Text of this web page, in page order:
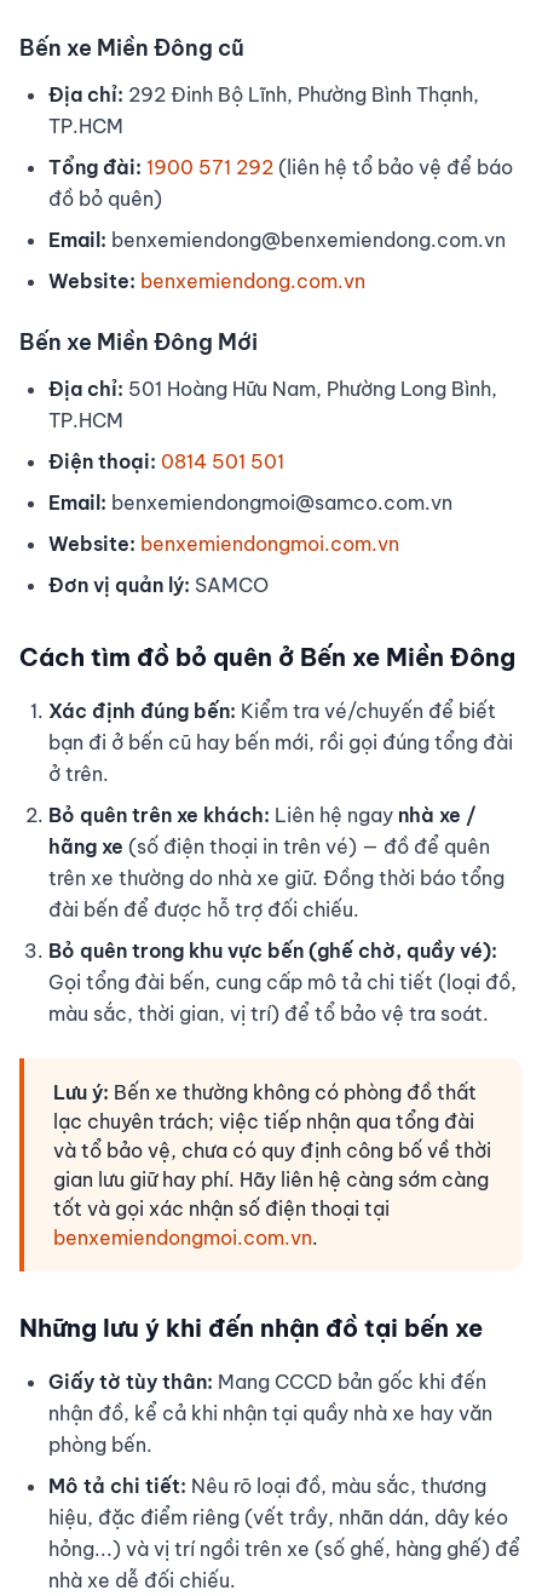
Bến xe Miền Đông cũ
Địa chỉ: 292 Đinh Bộ Lĩnh, Phường Bình Thạnh,
TP.HCM
Tổng đài: 1900 571 292 (liên hệ tổ bảo vệ để báo
đồ bỏ quên)
Email: benxemiendong@benxemiendong.com.vn
Website: benxemiendong.com.vn
Bến xe Miền Đông Mới
Địa chỉ: 501 Hoàng Hữu Nam, Phường Long Bình,
TP.HCM
Điện thoại: 0814 501 501
Email: benxemiendongmoi@samco.com.vn
Website: benxemiendongmoi.com.vn
Đơn vị quản lý: SAMCO
Cách tìm đồ bỏ quên ở Bến xe Miền Đông
Xác định đúng bến: Kiểm tra vé/chuyến để biết
bạn đi ở bến cũ hay bến mới, rồi gọi đúng tổng đài
ở trên.
Bỏ quên trên xe khách: Liên hệ ngay nhà xe /
hãng xe (số điện thoại in trên vé) — đồ để quên
trên xe thường do nhà xe giữ. Đồng thời báo tổng
đài bến để được hỗ trợ đối chiếu.
Bỏ quên trong khu vực bến (ghế chờ, quầy vé):
Gọi tổng đài bến, cung cấp mô tả chi tiết (loại đồ,
màu sắc, thời gian, vị trí) để tổ bảo vệ tra soát.
Lưu ý: Bến xe thường không có phòng đồ thất
lạc chuyên trách; việc tiếp nhận qua tổng đài
và tổ bảo vệ, chưa có quy định công bố về thời
gian lưu giữ hay phí. Hãy liên hệ càng sớm càng
tốt và gọi xác nhận số điện thoại tại
benxemiendongmoi.com.vn.
Những lưu ý khi đến nhận đồ tại bến xe
Giấy tờ tùy thân: Mang CCCD bản gốc khi đến
nhận đồ, kể cả khi nhận tại quầy nhà xe hay văn
phòng bến.
Mô tả chi tiết: Nêu rõ loại đồ, màu sắc, thương
hiệu, đặc điểm riêng (vết trầy, nhãn dán, dây kéo
hỏng...) và vị trí ngồi trên xe (số ghế, hàng ghế) để
nhà xe dễ đối chiếu.